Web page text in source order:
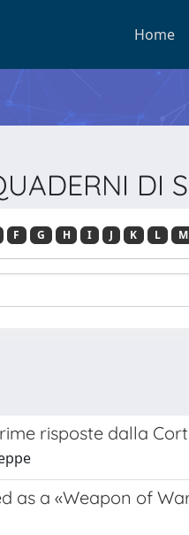
Home
DI
F G H I J K L M
risposte dalla
as a «Weapon of